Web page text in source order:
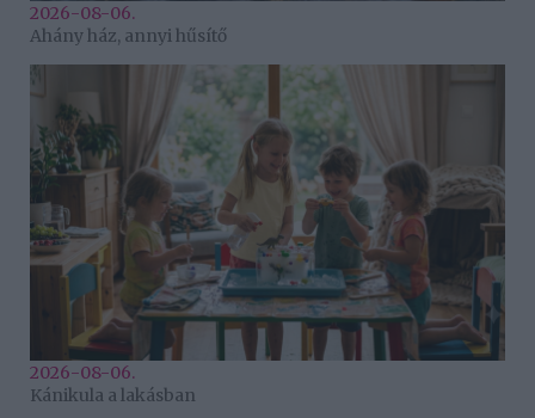
2026-08-06.
Ahány ház, annyi hűsítő
2026-08-06.
Kánikula a lakásban